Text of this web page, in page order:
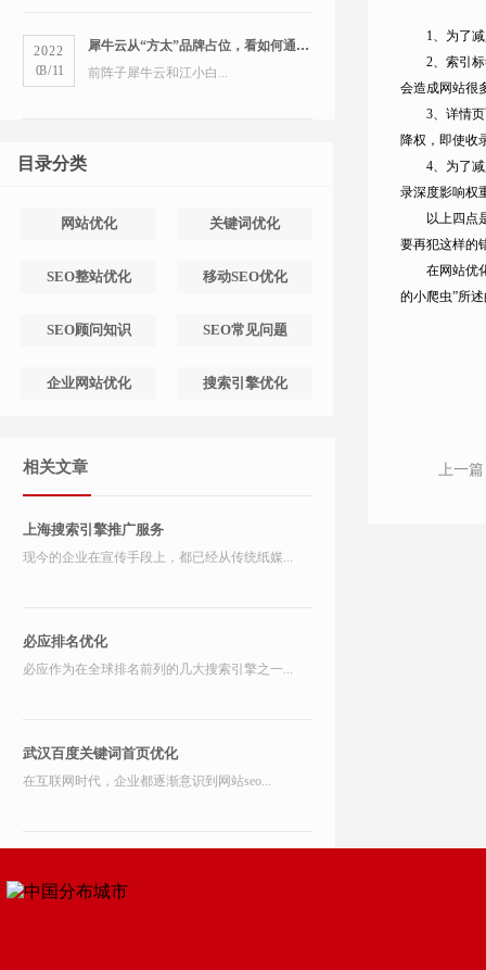
2022
03/11
犀牛云从“方太”品牌占位，看如何通过搜索引擎占领市场
前阵子犀牛云和江小白...
目录分类
网站优化 关键词优化
SEO整站优化 移动SEO优化
SEO顾问知识 SEO常见问题
企业网站优化 搜索引擎优化
相关文章
上海搜索引擎推广服务
现今的企业在宣传手段上，都已经从传统纸媒...
必应排名优化
必应作为在全球排名前列的几大搜索引擎之一...
武汉百度关键词首页优化
在互联网时代，企业都逐渐意识到网站seo...
1、为了
2、索引
会造成网站很
3、详情
降权，即使收
4、为了
录深度影响权
以上四点
要再犯这样的
在网站优
的小爬虫”所
上一